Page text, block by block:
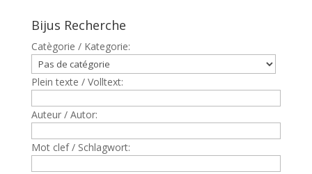
Bijus Recherche
Catègorie / Kategorie:
Plein texte / Volltext:
Auteur / Autor:
Mot clef / Schlagwort: